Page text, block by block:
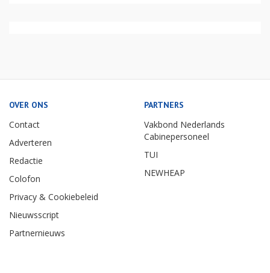
OVER ONS
Contact
Adverteren
Redactie
Colofon
Privacy & Cookiebeleid
Nieuwsscript
Partnernieuws
PARTNERS
Vakbond Nederlands
Cabinepersoneel
TUI
NEWHEAP